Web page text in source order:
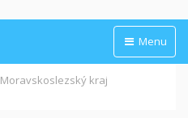
Menu
Moravskoslezský kraj